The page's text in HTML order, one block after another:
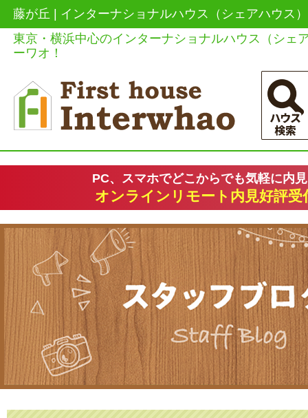
藤が丘 | インターナショナルハウス（シェアハウス
東京・横浜中心のインターナショナルハウス（シェ
ーワオ！
PC、スマホでどこからでも気軽に内
オンラインリモート内見好評受